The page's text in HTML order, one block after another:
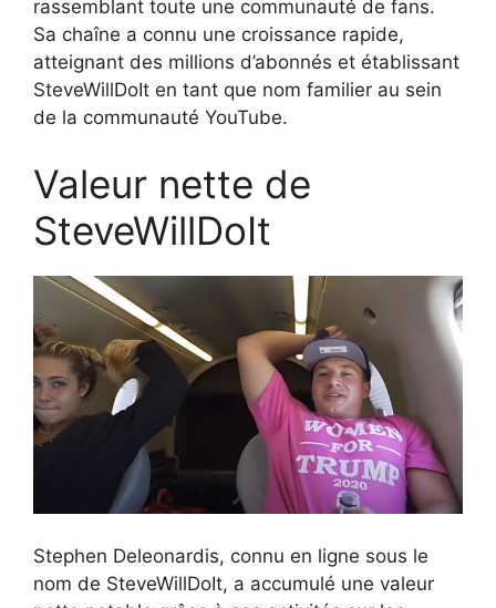
rassemblant toute une communauté de fans.
Sa chaîne a connu une croissance rapide,
atteignant des millions d’abonnés et établissant
SteveWillDoIt en tant que nom familier au sein
de la communauté YouTube.
Valeur nette de
SteveWillDoIt
Stephen Deleonardis, connu en ligne sous le
nom de SteveWillDoIt, a accumulé une valeur